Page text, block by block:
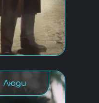
Люди